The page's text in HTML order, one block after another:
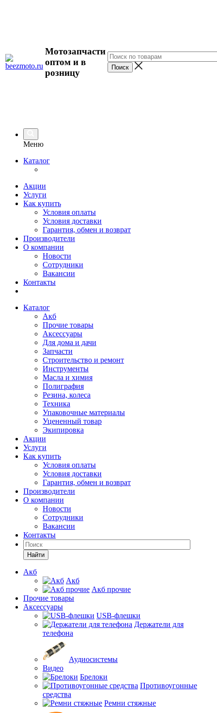
Мотозапчасти
оптом и в
розницу
Меню
Каталог
Акции
Услуги
Как купить
Условия оплаты
Условия доставки
Гарантия, обмен и возврат
Производители
О компании
Новости
Сотрудники
Вакансии
Контакты
Каталог
Акб
Прочие товары
Аксессуары
Для дома и дачи
Запчасти
Строительство и ремонт
Инструменты
Масла и химия
Полиграфия
Резина, колеса
Техника
Упаковочные материалы
Уцененный товар
Экипировка
Акции
Услуги
Как купить
Условия оплаты
Условия доставки
Гарантия, обмен и возврат
Производители
О компании
Новости
Сотрудники
Вакансии
Контакты
Найти
Акб
Акб
Акб прочие
Прочие товары
Аксессуары
USB-флешки
Держатели для
телефона
Аудиосистемы
Видео
Брелоки
Противоугонные
средства
Ремни стяжные